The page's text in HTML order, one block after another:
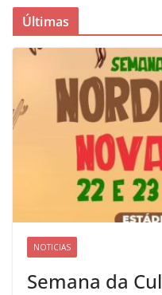
Últimas
NOTICIAS
Semana da